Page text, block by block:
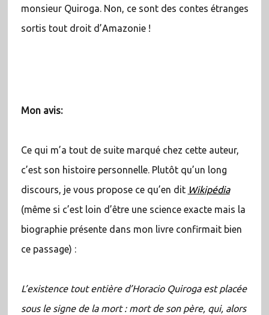
monsieur Quiroga. Non, ce sont des contes étranges
sortis tout droit d’Amazonie !
Mon avis:
Ce qui m’a tout de suite marqué chez cette auteur,
c’est son histoire personnelle. Plutôt qu’un long
discours, je vous propose ce qu’en dit Wikipédia
(même si c’est loin d’être une science exacte mais la
biographie présente dans mon livre confirmait bien
ce passage) :
L’existence tout entière d’Horacio Quiroga est placée
sous le signe de la mort : mort de son père, qui, alors